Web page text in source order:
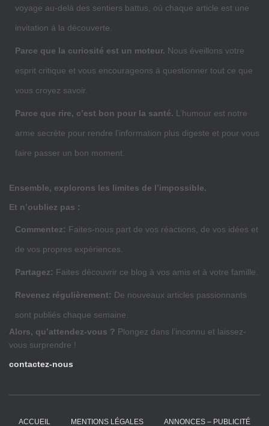
voyage au-delà des sentiers battus, où chaque article est une
invitation à la découverte.
Parce que la curiosité est un moteur. Nous éveillons votre
esprit critique et vous encourageons à questionner tout ce que
vous croyez savoir.
Parce que rire, c’est bon pour la santé. L’humour est notre
arme secrète pour rendre l’information plus digeste et pour vous
faire passer un bon moment.
Ensemble, explorons les limites de l’impossible.
Et n’oubliez pas :
Commentez: Faites-nous part de vos réactions, de vos idées et
de vos propres expériences.
Partagez: Faites découvrir ce blog à vos amis et à votre famille.
Revenez régulièrement: De nouveaux articles passionnants
sont publiés chaque semaine.
Alors, qu’attendez-vous ? Plongez dans l’inconnu et laissez-
vous surprendre !
contactez-nous
ACCUEIL MENTIONS LÉGALES ANNONCES – PUBLICITÉ